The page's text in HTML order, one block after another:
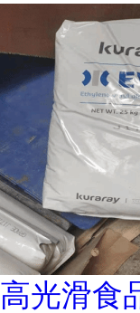
高光滑食